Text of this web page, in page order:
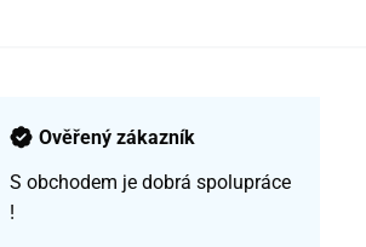
Ověřený zákazník
S obchodem je dobrá spolupráce
!